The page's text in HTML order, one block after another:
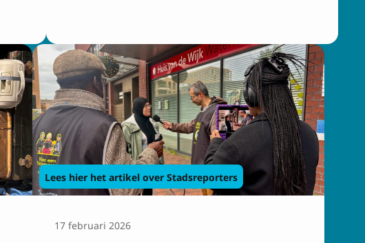
Lees hier het artikel over Stadsreporters
17 februari 2026